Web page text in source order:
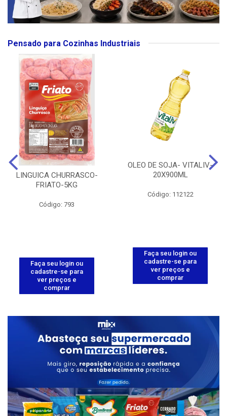
Pensado para Cozinhas Industriais
LINGUICA CHURRASCO-
FRIATO-5KG
Código: 793
Faça seu login ou
cadastre-se para
ver preços e
comprar
OLEO DE SOJA- VITALIV-
20X900ML
Código: 112122
Faça seu login ou
cadastre-se para
ver preços e
comprar